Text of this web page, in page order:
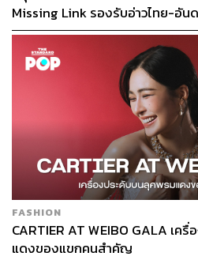
นพ. ถาวร มองว่า ทางออกหนึ่งส
มนุษยชน ในกรณีที่ผู้ป่วยแรงงาน
ควรมีมาตรการชดเชยค่ารักษาพ
บริการกับบุคคลที่ไม่ใช่คนไทย (แ
ที่ไม่สามารถเรียกเก็บค่าบริการไ
ยังไม่มีข้อสรุป อีกทางเลือกก็คือ อ
บังคับคือ คำนวณเบี้ยประกันสำหรับ
คนที่จะเข้ามาสู่ระบบนี้ต้องมีฐานใ
ประกันก็จะสูงเป็นภาระอีก
“ส่วนการแก้ไขปัญหาทั้งระบบนั้
เพื่อให้มีความชอบธรรมในการข
อย่างไรยังต้องดูในอนาคต จะพูด
ขยับกันต่อไป อเมริกาทำมาร้อยปี
Missing Link รองรับอ่าวไทย-อัน
FASHION
CARTIER AT WEIBO GALA เค
แดงของแขกคนสำคัญ